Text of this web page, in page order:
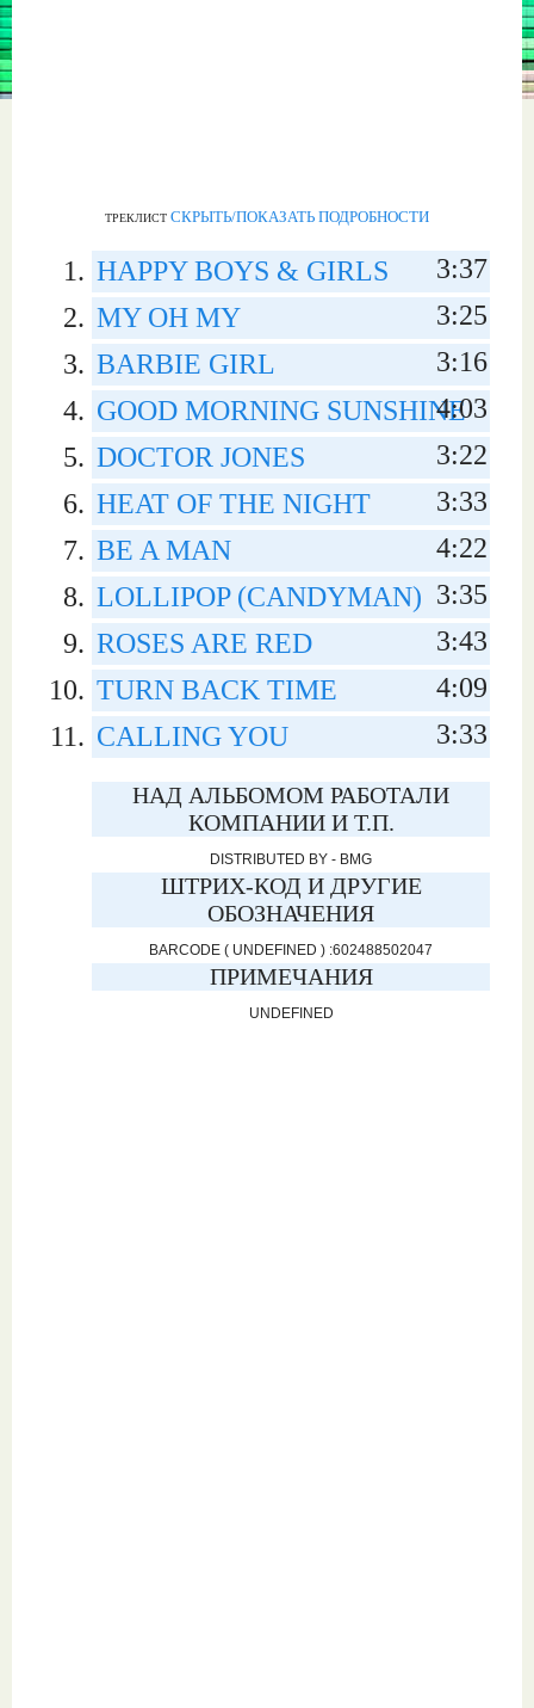
ТРЕКЛИСТ СКРЫТЬ/ПОКАЗАТЬ ПОДРОБНОСТИ
HAPPY BOYS & GIRLS
3:37
MY OH MY
3:25
BARBIE GIRL
3:16
GOOD MORNING SUNSHINE
4:03
DOCTOR JONES
3:22
HEAT OF THE NIGHT
3:33
BE A MAN
4:22
LOLLIPOP (CANDYMAN) 3:35
ROSES ARE RED
3:43
TURN BACK TIME
4:09
CALLING YOU
3:33
НАД АЛЬБОМОМ РАБОТАЛИ
КОМПАНИИ И Т.П.
DISTRIBUTED BY - BMG
ШТРИХ-КОД И ДРУГИЕ
ОБОЗНАЧЕНИЯ
BARCODE ( UNDEFINED ) :602488502047
ПРИМЕЧАНИЯ
UNDEFINED